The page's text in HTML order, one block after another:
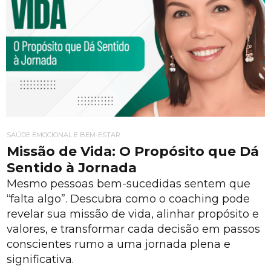
SAÚDE EMOCIONAL E BEM-ESTAR
Missão de Vida: O Propósito que Dá
Sentido à Jornada
Mesmo pessoas bem-sucedidas sentem que
“falta algo”. Descubra como o coaching pode
revelar sua missão de vida, alinhar propósito e
valores, e transformar cada decisão em passos
conscientes rumo a uma jornada plena e
significativa.